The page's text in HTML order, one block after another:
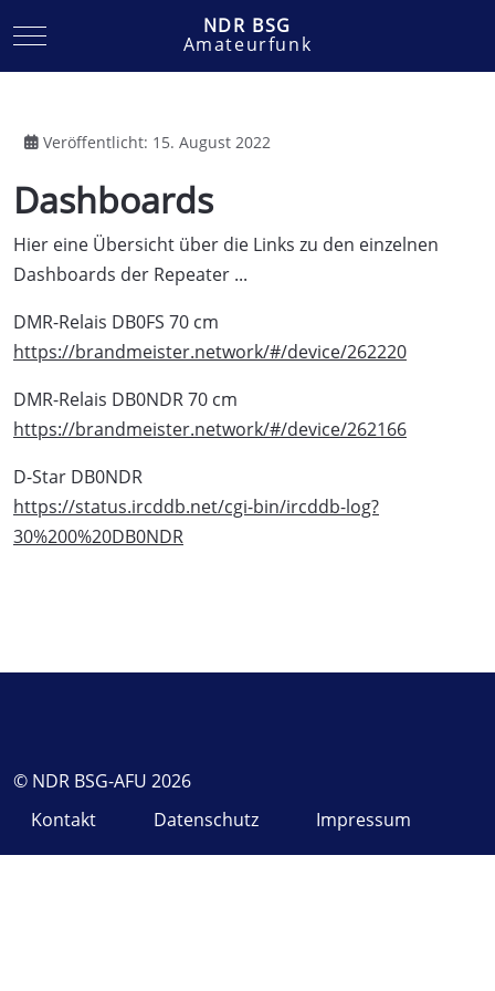
Mobile Menu Toggle NDR BSG
Amateurfunk
Veröffentlicht: 15. August 2022
Dashboards
Hier eine Übersicht über die Links zu den einzelnen
Dashboards der Repeater ...
DMR-Relais DB0FS 70 cm
https://brandmeister.network/#/device/262220
DMR-Relais DB0NDR 70 cm
https://brandmeister.network/#/device/262166
D-Star DB0NDR
https://status.ircddb.net/cgi-bin/ircddb-log?
30%200%20DB0NDR
© NDR BSG-AFU 2026
Kontakt
Datenschutz Impressum